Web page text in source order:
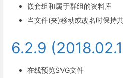
嵌套组和属于群组的资料库
当文件(夹)移动或改名时保持
6.2.9
在线预览SVG文件